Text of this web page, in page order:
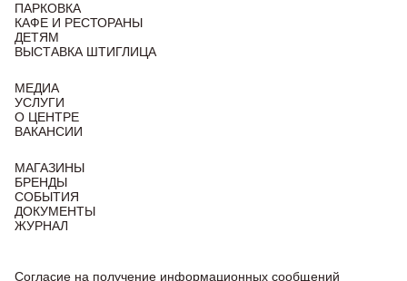
ПАРКОВКА
КАФЕ И РЕСТОРАНЫ
ДЕТЯМ
ВЫСТАВКА ШТИГЛИЦА
МЕДИА
УСЛУГИ
О ЦЕНТРЕ
ВАКАНСИИ
МАГАЗИНЫ
БРЕНДЫ
СОБЫТИЯ
ДОКУМЕНТЫ
ЖУРНАЛ
Согласие на получение информационных сообщений